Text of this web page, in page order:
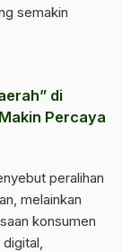
semakin
di
Percaya
peralihan
melainkan
konsumen